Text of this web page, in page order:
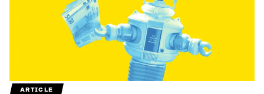
ARTICLE